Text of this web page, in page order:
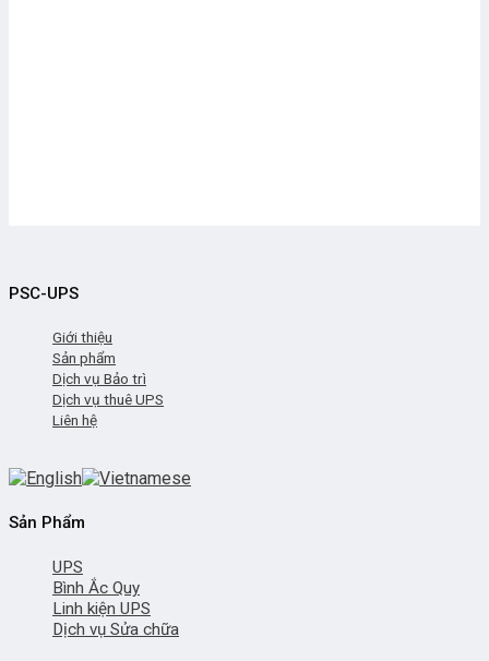
PSC-UPS
Giới thiệu
Sản phẩm
Dịch vụ Bảo trì
Dịch vụ thuê UPS
Liên hệ
Sản Phẩm
UPS
Bình Ắc Quy
Linh kiện UPS
Dịch vụ Sửa chữa